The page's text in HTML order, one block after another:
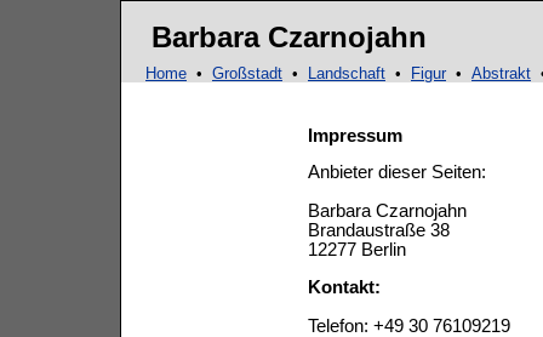
Barbara Czarnojahn
Home • Großstadt • Landschaft • Figur • Abstrakt
Impressum
Anbieter dieser Seiten:
Barbara Czarnojahn
Brandaustraße 38
12277 Berlin
Kontakt:
Telefon: +49 30 76109219